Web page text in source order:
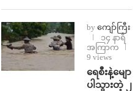
by ကျော်ကြီး
၁၄ နာရီ
အကြာက
9 views
ရေစီးနဲ့မျော
ပါသွားတဲ့ ၂